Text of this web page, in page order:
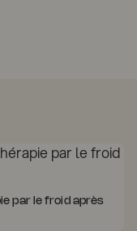
par le froid après